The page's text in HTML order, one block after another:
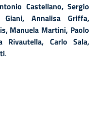
Castellano, Sergio
Annalisa Griffa,
Manuela Martini, Paolo
Rivautella, Carlo Sala,
.